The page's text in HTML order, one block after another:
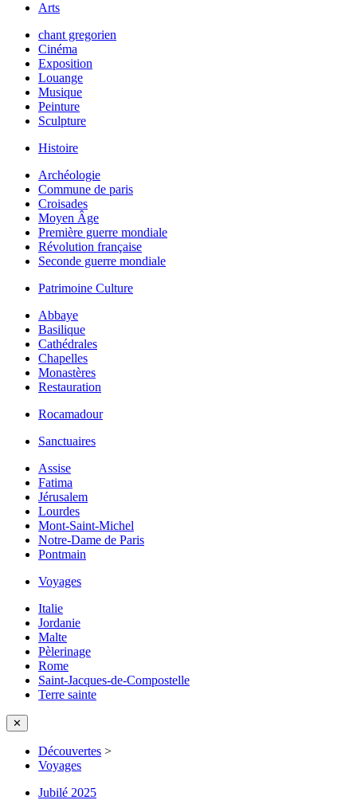
Arts
chant gregorien
Cinéma
Exposition
Louange
Musique
Peinture
Sculpture
Histoire
Archéologie
Commune de paris
Croisades
Moyen Âge
Première guerre mondiale
Révolution française
Seconde guerre mondiale
Patrimoine Culture
Abbaye
Basilique
Cathédrales
Chapelles
Monastères
Restauration
Rocamadour
Sanctuaires
Assise
Fatima
Jérusalem
Lourdes
Mont-Saint-Michel
Notre-Dame de Paris
Pontmain
Voyages
Italie
Jordanie
Malte
Pèlerinage
Rome
Saint-Jacques-de-Compostelle
Terre sainte
✕
Découvertes >
Voyages
Jubilé 2025